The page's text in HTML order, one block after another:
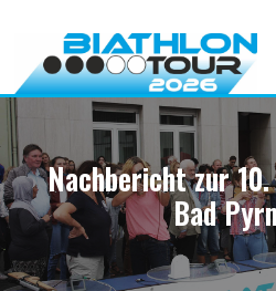
Inhalt
Nachbericht zur
Bad